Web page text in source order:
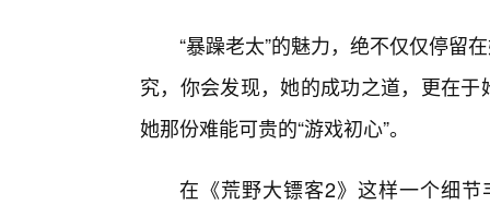
“暴躁老太”的魅力，绝不仅仅停留
究，你会发现，她的成功之道，更在
她那份难能可贵的“游戏初心”。
在《荒野大镖客2》这样一个细